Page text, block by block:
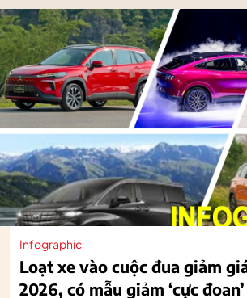
Infographic
Loạt xe vào cuộc đua giảm
2026, có mẫu giảm ‘cực